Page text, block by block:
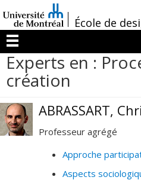
au
contenu
/École de
Menu
Experts en :
création
ABRASSART,
Professeur agrégé
Approche
Aspects